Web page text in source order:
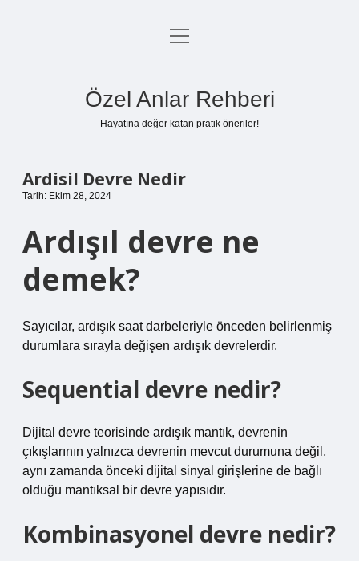
Anasayfa
menüyü
Özel Anlar Rehberi
Hayatına değer katan pratik öneriler!
Ardisil Devre Nedir
Tarih: Ekim 28, 2024
Ardışıl devre ne
demek?
Sayıcılar, ardışık saat darbeleriyle önceden belirlenmiş
durumlara sırayla değişen ardışık devrelerdir.
Sequential devre nedir?
Dijital devre teorisinde ardışık mantık, devrenin
çıkışlarının yalnızca devrenin mevcut durumuna değil,
aynı zamanda önceki dijital sinyal girişlerine de bağlı
olduğu mantıksal bir devre yapısıdır.
Kombinasyonel devre nedir?